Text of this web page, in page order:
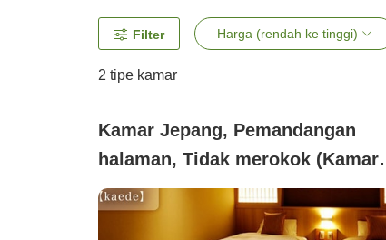
Filter Harga (rendah ke tinggi)
2 tipe kamar
Kamar Jepang, Pemandangan
halaman, Tidak merokok (Kamar
Jepang Modern 10 Tatami (Lantai
1/Tempat Tidur/Kursi Pijat))